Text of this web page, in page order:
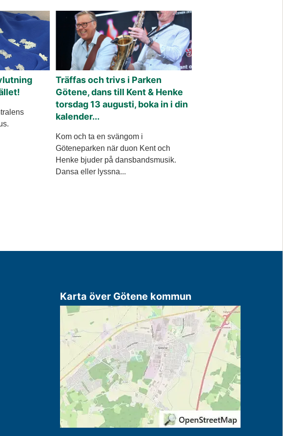
Träffas och trivs i Parken
Götene, dans till Kent & Henke
torsdag 13 augusti, boka in i din
kalender...
Kom och ta en svängom i
Göteneparken när duon Kent och
Henke bjuder på dansbandsmusik.
Dansa eller lyssna...
Karta över Götene kommun